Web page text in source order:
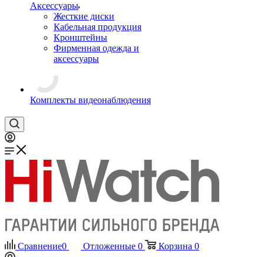
Аксессуары
Жесткие диски
Кабельная продукция
Кронштейны
Фирменная одежда и
аксессуары
Комплекты видеонаблюдения
Сравнение0 Отложенные 0 Корзина 0